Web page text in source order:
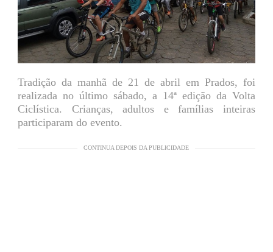
Tradição da manhã de 21 de abril em Prados, foi
realizada no último sábado, a 14ª edição da Volta
Ciclística. Crianças, adultos e famílias inteiras
participaram do evento.
CONTINUA DEPOIS DA PUBLICIDADE